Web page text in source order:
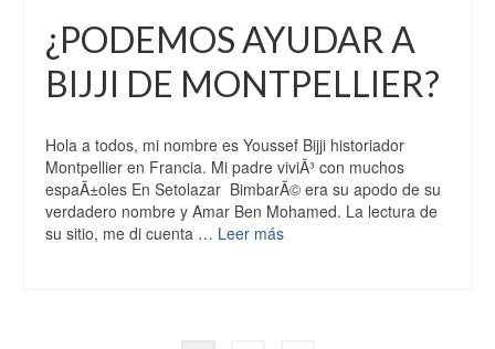
¿PODEMOS AYUDAR A
BIJJI DE MONTPELLIER?
Hola a todos, mi nombre es Youssef Bijji historiador
Montpellier en Francia. Mi padre viviÃ³ con muchos
espaÃ±oles En Setolazar BimbarÃ© era su apodo de su
verdadero nombre y Amar Ben Mohamed. La lectura de
su sitio, me di cuenta … Leer más